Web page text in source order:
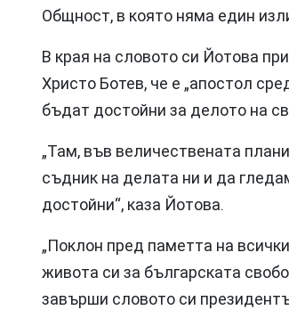
Общност, в която няма един
В края на словото си Йотова
Христо Ботев, че е „апостол
бъдат достойни за делото на
„Там, във величествената
съдник на делата ни и да
достойни“, каза Йотова.
„Поклон пред паметта на
живота си за българската
завърши словото си